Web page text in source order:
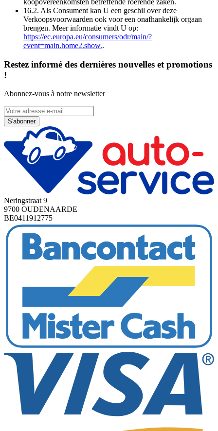
16.2. Als Consument kan U een geschil over deze
Verkoopsvoorwaarden ook voor een onafhankelijk orgaan
brengen. Meer informatie vindt U op:
https://ec.europa.eu/consumers/odr/main/?
event=main.home2.show..
Restez informé des dernières nouvelles et promotions
!
Abonnez-vous à notre newsletter
S'abonner
Neringstraat 9
9700 OUDENAARDE
BE0411912775